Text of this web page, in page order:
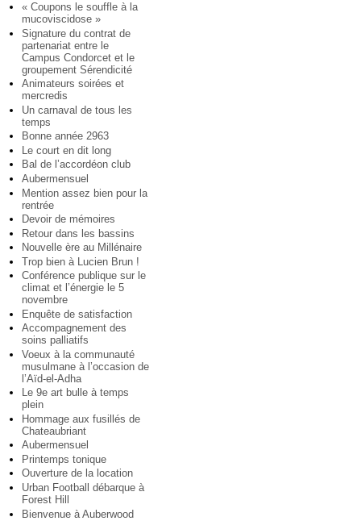
« Coupons le souffle à la
mucoviscidose »
Signature du contrat de
partenariat entre le
Campus Condorcet et le
groupement Sérendicité
Animateurs soirées et
mercredis
Un carnaval de tous les
temps
Bonne année 2963
Le court en dit long
Bal de l’accordéon club
Aubermensuel
Mention assez bien pour la
rentrée
Devoir de mémoires
Retour dans les bassins
Nouvelle ère au Millénaire
Trop bien à Lucien Brun !
Conférence publique sur le
climat et l’énergie le 5
novembre
Enquête de satisfaction
Accompagnement des
soins palliatifs
Voeux à la communauté
musulmane à l’occasion de
l’Aïd-el-Adha
Le 9e art bulle à temps
plein
Hommage aux fusillés de
Chateaubriant
Aubermensuel
Printemps tonique
Ouverture de la location
Urban Football débarque à
Forest Hill
Bienvenue à Auberwood